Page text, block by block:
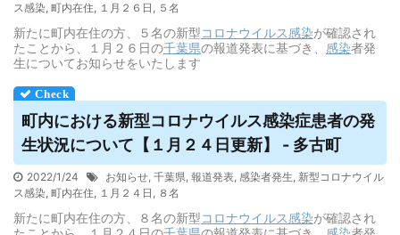
ス感染, 町内在住, １月２６日 , ５名
新たに町内在住の方、５名の新型コロナウイルス感染が確認され
たことから、１月２６日の千葉県の報道発表に基づき、 感染者発
生についてお知らせをいたします
町内における新型コロナウイルス感染症患者の発
生状況について【１月２４日更新】 - 多古町
2022/1/24 お知らせ, 千葉県, 報道発表, 感染者発生, 新型コロナウイル
ス感染, 町内在住, １月２４日 , ８名
新たに町内在住の方、８名の新型コロナウイルス感染が確認され